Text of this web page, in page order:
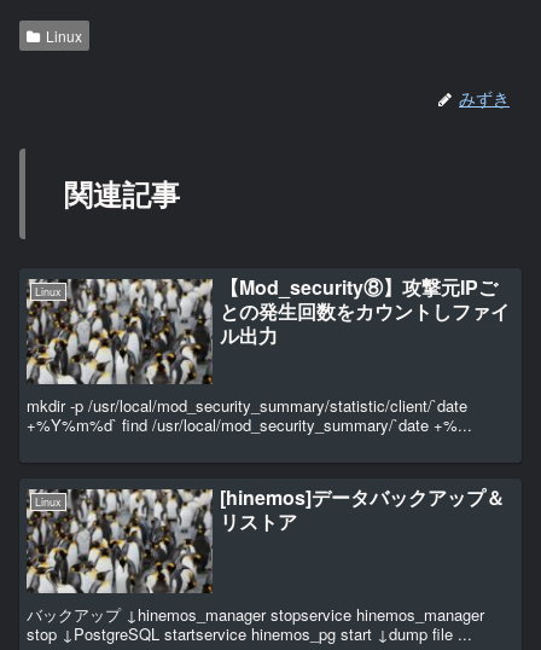
Linux
みずき
関連記事
Linux
【Mod_security⑧】攻撃元IPご
との発生回数をカウントしファイ
ル出力
mkdir -p /usr/local/mod_security_summary/statistic/client/`date
+%Y%m%d` find /usr/local/mod_security_summary/`date +%...
Linux
[hinemos]データバックアップ＆
リストア
バックアップ ↓hinemos_manager stopservice hinemos_manager
stop ↓PostgreSQL startservice hinemos_pg start ↓dump file ...